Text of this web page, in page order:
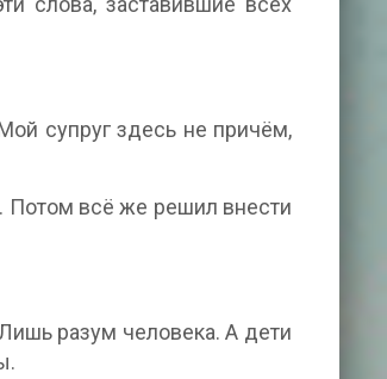
супруг здесь не причём,
Потом всё же решил внести
разум человека. А дети